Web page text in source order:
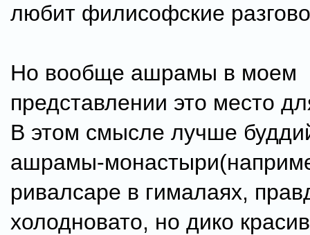
любит филисофские
Но вообще ашрамы в моем
представлении это место
В этом смысле лучше
ашрамы-
ривалсаре в гималаях,
холодновато, но дико